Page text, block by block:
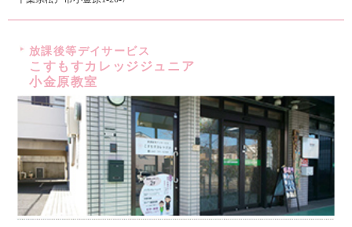
放課後等デイサービス
こすもすカレッジジュニア
小金原教室